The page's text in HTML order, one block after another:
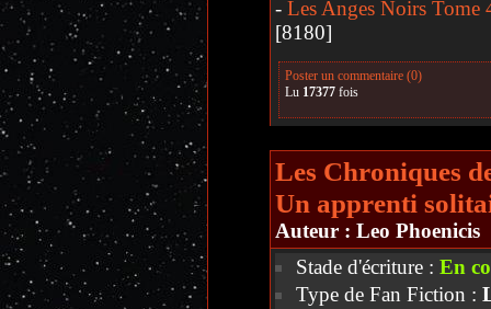
- Les Anges Noirs Tome
[8180]
Poster un commentaire (0)
Lu 17377fois
Les Chroniques
Un apprenti
Auteur : Leo Phoenicis
Stade d'écriture : En
Type de Fan Fiction :